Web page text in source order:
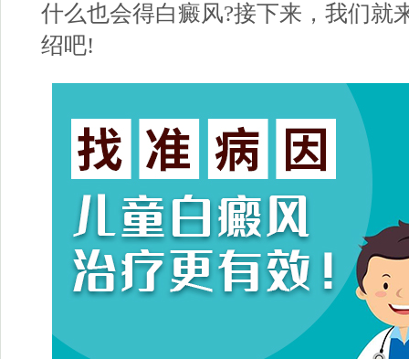
什么也会得白癜风?接下来，我们就
绍吧!